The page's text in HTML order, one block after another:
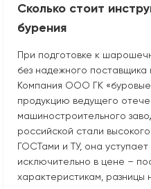
Сколько стоит
бурения
При подготовке к
без надежного поставщика
Компания ООО ГК
продукцию ведущего
машиностроительного
российской стали
ГОСТами и ТУ, она
исключительно в цене –
характеристикам, разницы